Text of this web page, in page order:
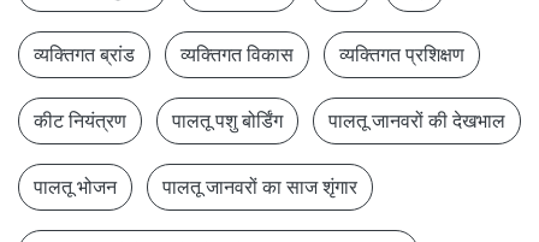
व्यक्तिगत ब्रांड व्यक्तिगत विकास व्यक्तिगत प्रशिक्षण
कीट नियंत्रण पालतू पशु बोर्डिंग पालतू जानवरों की देखभाल
पालतू भोजन पालतू जानवरों का साज शृंगार